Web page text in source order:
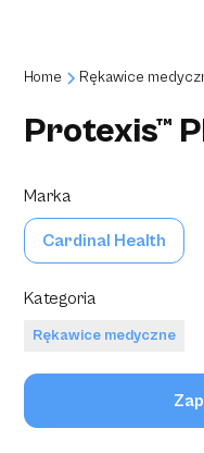
Home Rękawice
Protexis™
Marka
Cardinal Health
Kategoria
Rękawice medyczne